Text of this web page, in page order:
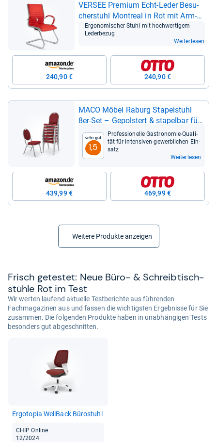
VER­SEE Pre­mium Echt-​Leder Besu­
cher­stuhl Mon­treal in Rot mit Arm­
lehne
Ergo­no­mi­scher Stuhl mit hoch­wer­ti­gem
Leder­be­zug
Weiterlesen
240,90 € 240,90 €
MACO Möbel Rab­urg Sta­pel­stuhl
8er-​Set – Gepols­tert & sta­pel­bar für
Gastro­no­mie und Events
Sehr gut
1,5
Pro­fes­sio­nelle Gastro­no­mie-​Qua­li­
tät für inten­si­ven gewerb­li­chen Ein­
satz
Weiterlesen
439,99 € 469,99 €
Weitere Produkte anzeigen
Frisch getes­tet: Neue Büro-​ & Schreib­tisch­
stühle Rot im Test
Wir werten laufend aktuelle Testberichte aus führenden
Fachmagazinen aus und fassen die wichtigsten Ergebnisse für Sie
zusammen. Die folgenden Produkte haben in unabhängigen Tests
besonders gut abgeschnitten.
Ergo­to­pia Well­Back Büro­stuhl
CHIP Online
12/2024